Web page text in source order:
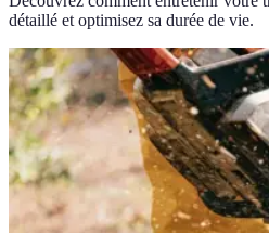
détaillé et optimisez sa durée de vie.